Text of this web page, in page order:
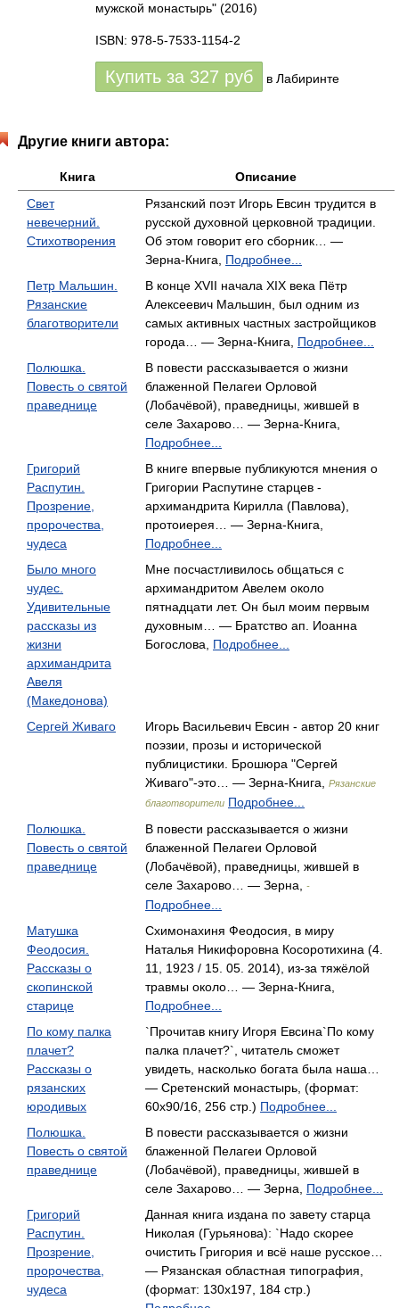
мужской монастырь" (2016)
ISBN: 978-5-7533-1154-2
Купить за 327 руб в Лабиринте
Другие книги автора:
Книга
Описание
Свет
невечерний.
Стихотворения
Рязанский поэт Игорь Евсин трудится в
русской духовной церковной традиции.
Об этом говорит его сборник… —
Зерна-Книга, Подробнее...
Петр Мальшин.
Рязанские
благотворители
В конце XVII начала XIX века Пётр
Алексеевич Мальшин, был одним из
самых активных частных застройщиков
города… — Зерна-Книга, Подробнее...
Полюшка.
Повесть о святой
праведнице
В повести рассказывается о жизни
блаженной Пелагеи Орловой
(Лобачёвой), праведницы, жившей в
селе Захарово… — Зерна-Книга,
Подробнее...
Григорий
Распутин.
Прозрение,
пророчества,
чудеса
В книге впервые публикуются мнения о
Григории Распутине старцев -
архимандрита Кирилла (Павлова),
протоиерея… — Зерна-Книга,
Подробнее...
Было много
чудес.
Удивительные
рассказы из
жизни
архимандрита
Авеля
(Македонова)
Мне посчастливилось общаться с
архимандритом Авелем около
пятнадцати лет. Он был моим первым
духовным… — Братство ап. Иоанна
Богослова, Подробнее...
Сергей Живаго
Игорь Васильевич Евсин - автор 20 книг
поэзии, прозы и исторической
публицистики. Брошюра "Сергей
Живаго"-это… — Зерна-Книга,
Рязанские
благотворители Подробнее...
Полюшка.
Повесть о святой
праведнице
В повести рассказывается о жизни
блаженной Пелагеи Орловой
(Лобачёвой), праведницы, жившей в
селе Захарово… — Зерна,
-
Подробнее...
Матушка
Феодосия.
Рассказы о
скопинской
старице
Схимонахиня Феодосия, в миру
Наталья Никифоровна Косоротихина (4.
11, 1923 / 15. 05. 2014), из-за тяжёлой
травмы около… — Зерна-Книга,
Подробнее...
По кому палка
плачет?
Рассказы о
рязанских
юродивых
`Прочитав книгу Игоря Евсина`По кому
палка плачет?`, читатель сможет
увидеть, насколько богата была наша…
— Сретенский монастырь, (формат:
60x90/16, 256 стр.) Подробнее...
Полюшка.
Повесть о святой
праведнице
В повести рассказывается о жизни
блаженной Пелагеи Орловой
(Лобачёвой), праведницы, жившей в
селе Захарово… — Зерна, Подробнее...
Григорий
Распутин.
Прозрение,
пророчества,
чудеса
Данная книга издана по завету старца
Николая (Гурьянова): `Надо скорее
очистить Григория и всё наше русское…
— Рязанская областная типография,
(формат: 130x197, 184 стр.)